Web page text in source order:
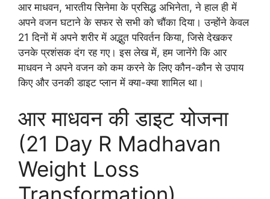
आर माधवन, भारतीय सिनेमा के प्रसिद्ध अभिनेता, ने हाल ही में
अपने वजन घटाने के सफर से सभी को चौंका दिया। उन्होंने केवल
21 दिनों में अपने शरीर में अद्भुत परिवर्तन किया, जिसे देखकर
उनके प्रशंसक दंग रह गए। इस लेख में, हम जानेंगे कि आर
माधवन ने अपने वजन को कम करने के लिए कौन-कौन से उपाय
किए और उनकी डाइट प्लान में क्या-क्या शामिल था।
आर माधवन की डाइट योजना
(21 Day R Madhavan
Weight Loss